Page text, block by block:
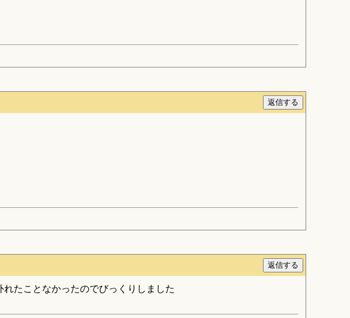
たことなかったのでびっくりしました